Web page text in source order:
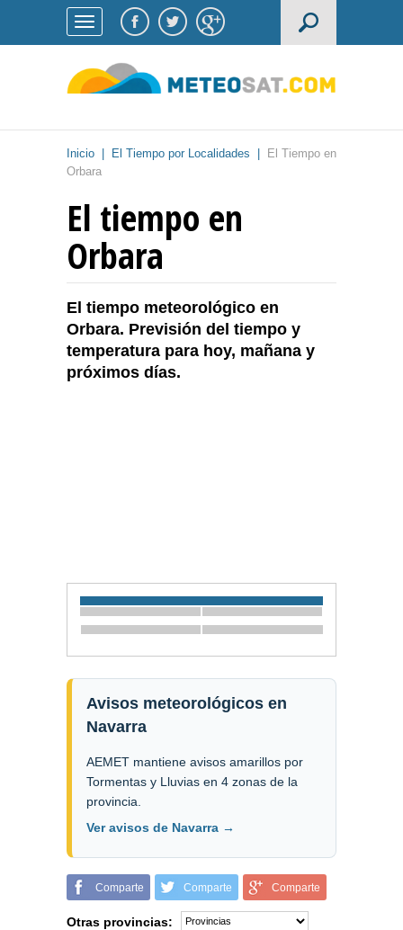
Inicio | El Tiempo por Localidades | El Tiempo en
Orbara
El tiempo en
Orbara
El tiempo meteorológico en
Orbara. Previsión del tiempo y
temperatura para hoy, mañana y
próximos días.
Avisos meteorológicos en
Navarra
AEMET mantiene avisos amarillos por
Tormentas y Lluvias en 4 zonas de la
provincia.
Ver avisos de Navarra →
Comparte Comparte Comparte
Otras provincias: